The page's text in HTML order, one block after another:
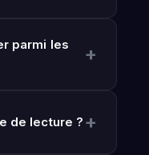
parmi les
de lecture ?